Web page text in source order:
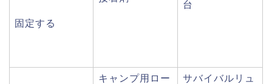
固定する
台
キャンプ用ロー
サバイバルリュ